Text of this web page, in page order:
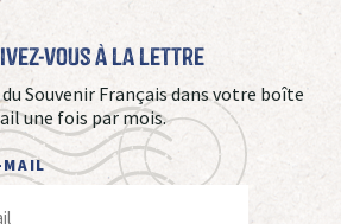
vous à La Lettre
Souvenir Français dans votre boîte
une fois par mois.
MAIL